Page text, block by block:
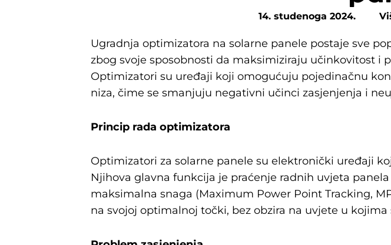
14. studenoga 2024.
Ugradnja optimizatora na solarne panele postaje sve
zbog svoje sposobnosti da maksimiziraju učinkovitost i
Optimizatori su uređaji koji omogućuju pojedinačnu
niza, čime se smanjuju negativni učinci zasjenjenja i
Princip rada optimizatora
Optimizatori za solarne panele su elektronički uređaji
Njihova glavna funkcija je praćenje radnih uvjeta
maksimalna snaga (Maximum Power Point Tracking,
na svojoj optimalnoj točki, bez obzira na uvjete u